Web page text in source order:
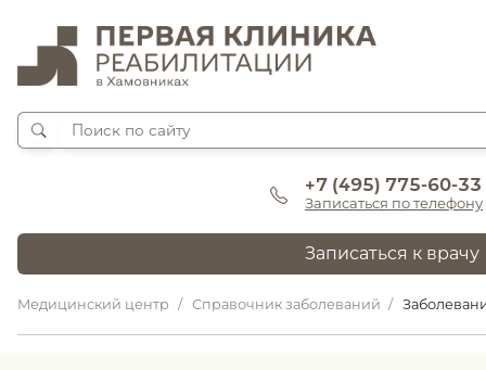
+7 (495) 775-60-33
Записаться по телефону
Записаться к врачу
Медицинский центр Справочник заболеваний